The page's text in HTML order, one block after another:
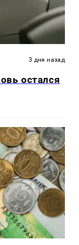
3 дня назад
остался